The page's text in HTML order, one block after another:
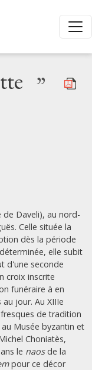
”
Daveli), au nord-
Celle située la
dès la période
elle subit
d'une seconde
croix inscrite
funéraire à en
jour. Au XIIIe
de tradition
Musée byzantin et
Choniatès,
le naosde la
pour ce décor